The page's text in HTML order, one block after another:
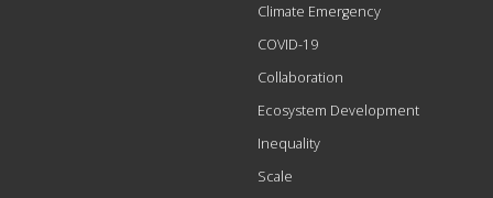
Climate Emergency
COVID-19
Collaboration
Ecosystem Development
Inequality
Scale